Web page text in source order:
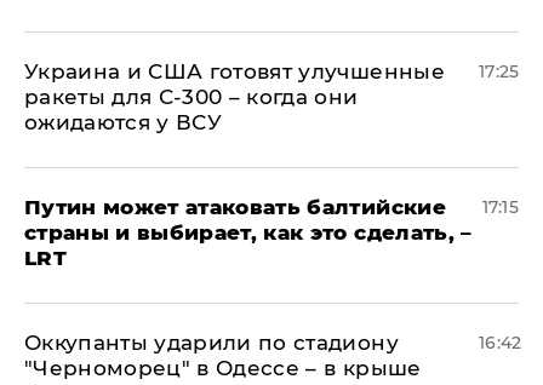
Украина и США готовят улучшенные
ракеты для С-300 – когда они
ожидаются у ВСУ
17:25
Путин может атаковать балтийские
страны и выбирает, как это сделать, –
LRT
17:15
Оккупанты ударили по стадиону
"Черноморец" в Одессе – в крыше
16:42